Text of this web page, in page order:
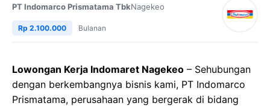
PT Indomarco Prismatama TbkNagekeo
Rp 2.100.000 Bulanan
Lowongan Kerja Indomaret Nagekeo – Sehubungan
dengan berkembangnya bisnis kami, PT Indomarco
Prismatama, perusahaan yang bergerak di bidang